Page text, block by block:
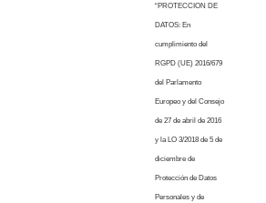
“PROTECCION DE
DATOS: En
cumplimiento del
RGPD (UE) 2016/679
del Parlamento
Europeo y del Consejo
de 27 de abril de 2016
y la LO 3/2018 de 5 de
diciembre de
Protección de Datos
Personales y de